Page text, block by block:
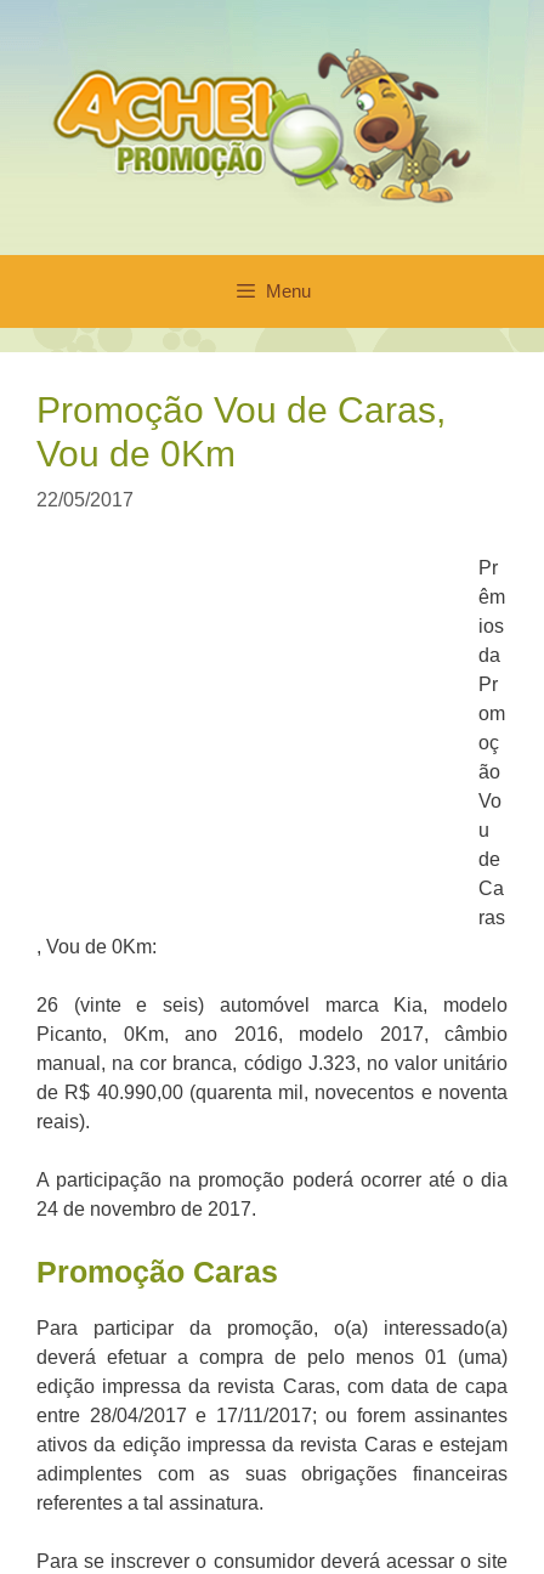
conteúdo
Menu
Promoção Vou de Caras,
Vou de 0Km
22/05/2017
Pr
êm
ios
da
Pr
om
oç
ão
Vo
u
de
Ca
ras
, Vou de 0Km:
26 (vinte e seis) automóvel marca Kia, modelo
Picanto, 0Km, ano 2016, modelo 2017, câmbio
manual, na cor branca, código J.323, no valor unitário
de R$ 40.990,00 (quarenta mil, novecentos e noventa
reais).
A participação na promoção poderá ocorrer até o dia
24 de novembro de 2017.
Promoção Caras
Para participar da promoção, o(a) interessado(a)
deverá efetuar a compra de pelo menos 01 (uma)
edição impressa da revista Caras, com data de capa
entre 28/04/2017 e 17/11/2017; ou forem assinantes
ativos da edição impressa da revista Caras e estejam
adimplentes com as suas obrigações financeiras
referentes a tal assinatura.
Para se inscrever o consumidor deverá acessar o site